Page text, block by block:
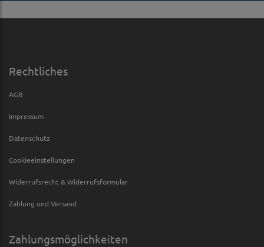
Rechtliches
AGB
Impressum
Datenschutz
Cookieeinstellungen
Widerrufsrecht & Widerrufsformular
Zahlung und Versand
Zahlungsmöglichkeiten